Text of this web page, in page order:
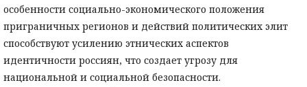
особенности социально-экономического положения
приграничных регионов и действий политических элит
способствуют усилению этнических аспектов
идентичности россиян, что создает угрозу для
национальной и социальной безопасности.